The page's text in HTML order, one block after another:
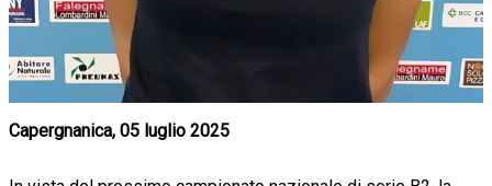
Capergnanica, 05 luglio 2025